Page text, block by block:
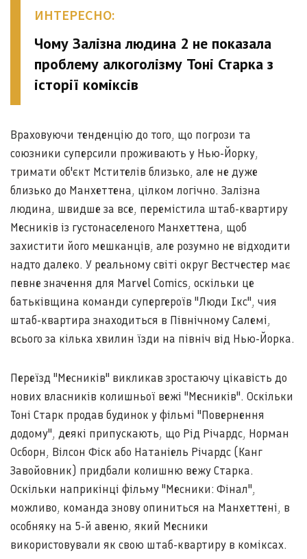
ИНТЕРЕСНО:
Чому Залізна людина 2 не показала
проблему алкоголізму Тоні Старка з
історії коміксів
Враховуючи тенденцію до того, що погрози та
союзники суперсили проживають у Нью-Йорку,
тримати об'єкт Мстителів близько, але не дуже
близько до Манхеттена, цілком логічно. Залізна
людина, швидше за все, перемістила штаб-квартиру
Месників із густонаселеного Манхеттена, щоб
захистити його мешканців, але розумно не відходити
надто далеко. У реальному світі округ Вестчестер має
певне значення для Marvel Comics, оскільки це
батьківщина команди супергероїв "Люди Ікс", чия
штаб-квартира знаходиться в Північному Салемі,
всього за кілька хвилин їзди на північ від Нью-Йорка.
Переїзд "Месників" викликав зростаючу цікавість до
нових власників колишньої вежі "Месників". Оскільки
Тоні Старк продав будинок у фільмі "Повернення
додому", деякі припускають, що Рід Річардс, Норман
Осборн, Вілсон Фіск або Натаніель Річардс (Канг
Завойовник) придбали колишню вежу Старка.
Оскільки наприкінці фільму "Месники: Фінал",
можливо, команда знову опиниться на Манхеттені, в
особняку на 5-й авеню, який Месники
використовували як свою штаб-квартиру в коміксах.